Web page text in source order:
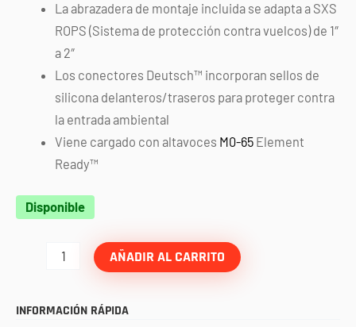
La abrazadera de montaje incluida se adapta a SXS
ROPS (Sistema de protección contra vuelcos) de 1″
a 2″
Los conectores Deutsch™ incorporan sellos de
silicona delanteros/traseros para proteger contra
la entrada ambiental
Viene cargado con altavoces M0-65 Element
Ready™
Disponible
Torre
AÑADIR AL CARRITO
INFORMACIÓN RÁPIDA